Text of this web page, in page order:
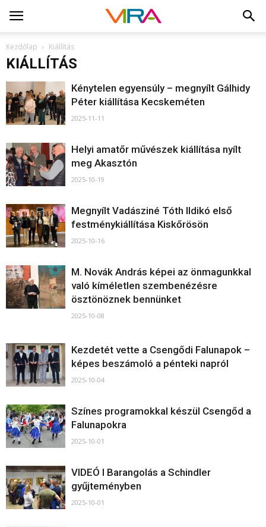
Kezdőlap Kiállítás
KIÁLLÍTÁS
Kénytelen egyensúly – megnyílt Gálhidy
Péter kiállítása Kecskeméten
2025-11-11
Helyi amatőr művészek kiállítása nyílt
meg Akasztón
2025-10-19
Megnyílt Vadásziné Tóth Ildikó első
festménykiállítása Kiskőrösön
2025-10-16
M. Novák András képei az önmagunkkal
való kíméletlen szembenézésre
ösztönöznek bennünket
2025-10-08
Kezdetét vette a Csengődi Falunapok –
képes beszámoló a pénteki napról
2025-10-04
Színes programokkal készül Csengőd a
Falunapokra
2025-10-01
VIDEÓ I Barangolás a Schindler
gyűjteményben
2025-10-01